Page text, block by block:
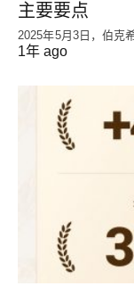
主要要点
2025年5月3日，伯克
1年 ago